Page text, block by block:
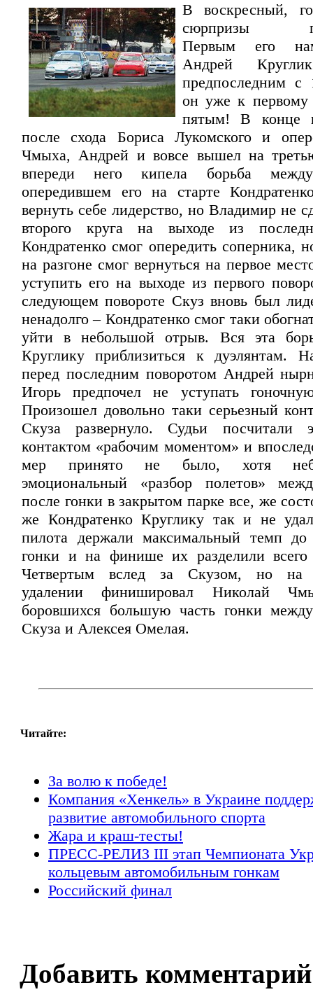
В воскресный,
сюрпризы
Первым его
Андрей
предпоследним с
он уже к первому
пятым! В конце
после схода Бориса Лукомского и
Чмыха, Андрей и вовсе вышел на
впереди него кипела борьба
опередившем его на старте
вернуть себе лидерство, но Владимир не
второго круга на выходе из
Кондратенко смог опередить соперника,
на разгоне смог вернуться на первое
уступить его на выходе из первого
следующем повороте Скуз вновь был
ненадолго – Кондратенко смог таки
уйти в небольшой отрыв. Вся эта
Круглику приблизиться к дуэлянтам.
перед последним поворотом Андрей
Игорь предпочел не уступать
Произошел довольно таки серьезный
Скуза развернуло. Судьи посчитали
контактом «рабочим моментом» и
мер принято не было, хотя
эмоциональный «разбор полетов»
после гонки в закрытом парке все, же
же Кондратенко Круглику так и не
пилота держали максимальный темп до
гонки и на финише их разделили
Четвертым вслед за Скузом, но на
удалении финишировал Николай
боровшихся большую часть гонки
Скуза и Алексея Омелая.
Читайте:
За волю к победе!
Компания «Хенкель» в Украине
развитие автомобильного спорта
Жара и краш-тесты!
ПРЕСС-РЕЛИЗ III этап Чемпионата
кольцевым автомобильным гонкам
Российский финал
Добавить комментарий